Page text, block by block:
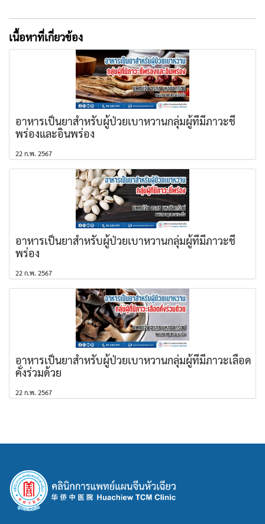
เนื้อหาที่เกี่ยวข้อง
อาหารเป็นยาสำหรับผู้ป่วยเบาหวานกลุ่มผู้ที่มีภาวะชี่
พร่องและอินพร่อง
22 ก.พ. 2567
อาหารเป็นยาสำหรับผู้ป่วยเบาหวานกลุ่มผู้ที่มีภาวะชี่
พร่อง
22 ก.พ. 2567
อาหารเป็นยาสำหรับผู้ป่วยเบาหวานกลุ่มผู้ที่มีภาวะเลือด
คั่งร่วมด้วย
22 ก.พ. 2567